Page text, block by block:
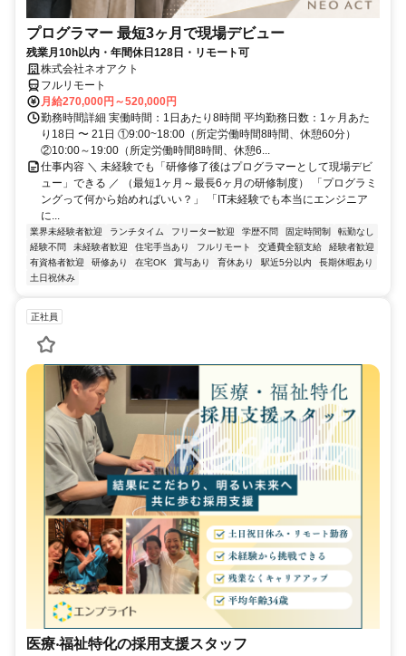
プログラマー 最短3ヶ月で現場デビュー
残業月10h以内・年間休日128日・リモート可
株式会社ネオアクト
フルリモート
月給270,000円～520,000円
勤務時間詳細 実働時間：1日あたり8時間 平均勤務日数：1ヶ月あた
り18日 〜 21日 ①9:00~18:00（所定労働時間8時間、休憩60分）
②10:00～19:00（所定労働時間8時間、休憩6...
仕事内容 ＼ 未経験でも「研修修了後はプログラマーとして現場デビ
ュー」できる ／ （最短1ヶ月～最長6ヶ月の研修制度） 「プログラミ
ングって何から始めればいい？」 「IT未経験でも本当にエンジニア
に...
業界未経験者歓迎 ランチタイム フリーター歓迎 学歴不問 固定時間制
転勤なし
経験不問
未経験者歓迎 住宅手当あり フルリモート 交通費全額支給
経験者歓迎
有資格者歓迎
研修あり 在宅OK 賞与あり 育休あり 駅近5分以内
長期休暇あり
土日祝休み
正社員
医療‧福祉特化の採用支援スタッフ